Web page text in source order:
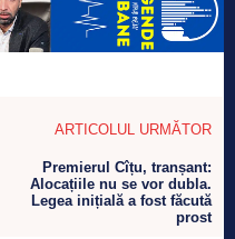
ARTICOLUL URMĂTOR
Premierul Cîțu, tranșant:
Alocațiile nu se vor dubla.
Legea inițială a fost făcută
prost